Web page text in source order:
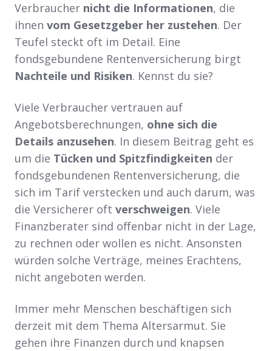
Verbraucher nicht die Informationen, die
ihnen vom Gesetzgeber her zustehen. Der
Teufel steckt oft im Detail. Eine
fondsgebundene Rentenversicherung birgt
Nachteile und Risiken. Kennst du sie?
Viele Verbraucher vertrauen auf
Angebotsberechnungen, ohne sich die
Details anzusehen. In diesem Beitrag geht es
um die Tücken und Spitzfindigkeiten der
fondsgebundenen Rentenversicherung, die
sich im Tarif verstecken und auch darum, was
die Versicherer oft verschweigen. Viele
Finanzberater sind offenbar nicht in der Lage,
zu rechnen oder wollen es nicht. Ansonsten
würden solche Verträge, meines Erachtens,
nicht angeboten werden.
Immer mehr Menschen beschäftigen sich
derzeit mit dem Thema Altersarmut. Sie
gehen ihre Finanzen durch und knapsen